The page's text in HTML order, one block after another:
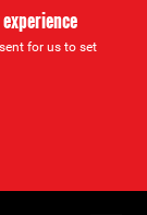
for us to set